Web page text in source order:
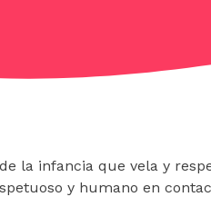
la infancia que vela y
y humano en